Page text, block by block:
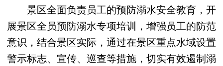
景区全面负责员工的预防溺水安全教育，开
展景区全员预防溺水专项培训，增强员工的防范
意识，结合景区实际，通过在景区重点水域设置
警示标志、宣传、巡查等措施，切实有效遏制溺